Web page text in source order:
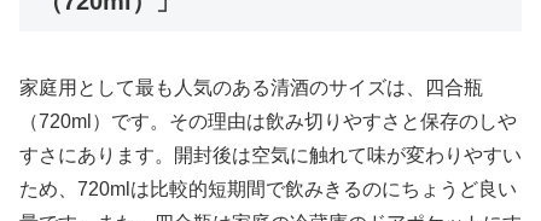
家庭用として最も人気のある清酒のサイズは、四合瓶
（720ml）です。その理由は飲み切りやすさと保存のしや
すさにあります。開封後は空気に触れて味が変わりやすい
ため、720mlは比較的短期間で飲みきるのにちょうど良い